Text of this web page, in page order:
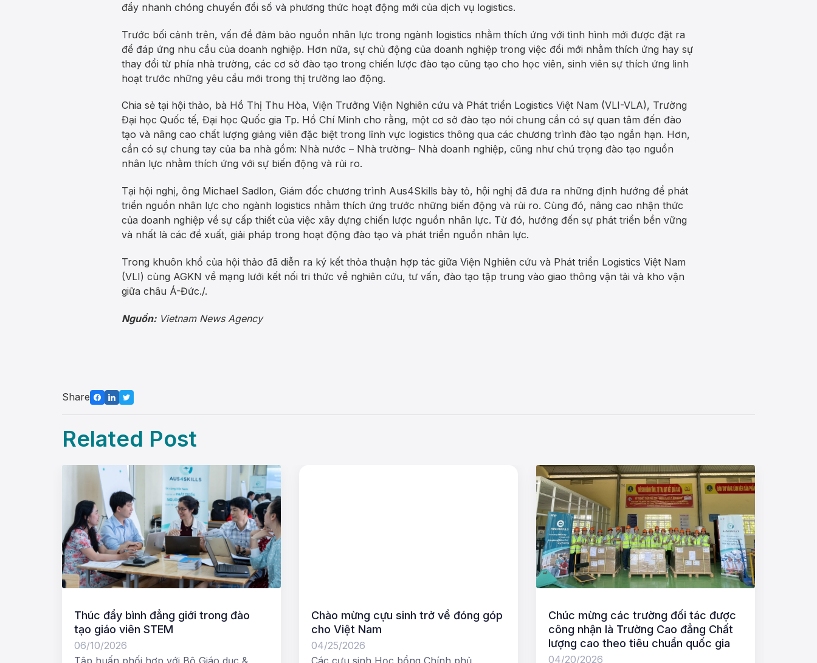
đẩy nhanh chóng chuyển đổi số và phương thức hoạt động mới của dịch vụ logistics.
Trước bối cảnh trên, vấn đề đảm bảo nguồn nhân lực trong ngành logistics nhằm thích ứng với tình hình mới được đặt ra
để đáp ứng nhu cầu của doanh nghiệp. Hơn nữa, sự chủ động của doanh nghiệp trong việc đổi mới nhằm thích ứng hay sự
thay đổi từ phía nhà trường, các cơ sở đào tạo trong chiến lược đào tạo cũng tạo cho học viên, sinh viên sự thích ứng linh
hoạt trước những yêu cầu mới trong thị trường lao động.
Chia sẻ tại hội thảo, bà Hồ Thị Thu Hòa, Viện Trưởng Viện Nghiên cứu và Phát triển Logistics Việt Nam (VLI-VLA), Trường
Đại học Quốc tế, Đại học Quốc gia Tp. Hồ Chí Minh cho rằng, một cơ sở đào tạo nói chung cần có sự quan tâm đến đào
tạo và nâng cao chất lượng giảng viên đặc biệt trong lĩnh vực logistics thông qua các chương trình đào tạo ngắn hạn. Hơn,
cần có sự chung tay của ba nhà gồm: Nhà nước – Nhà trường– Nhà doanh nghiệp, cũng như chú trọng đào tạo nguồn
nhân lực nhằm thích ứng với sự biến động và rủi ro.
Tại hội nghị, ông Michael Sadlon, Giám đốc chương trình Aus4Skills bày tỏ, hội nghị đã đưa ra những định hướng để phát
triển nguồn nhân lực cho ngành logistics nhằm thích ứng trước những biến động và rủi ro. Cùng đó, nâng cao nhận thức
của doanh nghiệp về sự cấp thiết của việc xây dựng chiến lược nguồn nhân lực. Từ đó, hướng đến sự phát triển bền vững
và nhất là các đề xuất, giải pháp trong hoạt động đào tạo và phát triển nguồn nhân lực.
Trong khuôn khổ của hội thảo đã diễn ra ký kết thỏa thuận hợp tác giữa Viện Nghiên cứu và Phát triển Logistics Việt Nam
(VLI) cùng AGKN về mạng lưới kết nối tri thức về nghiên cứu, tư vấn, đào tạo tập trung vào giao thông vận tải và kho vận
giữa châu Á-Đức./.
Nguồn:Vietnam News Agency
Share
Related Post
Thúc đẩy bình đẳng giới trong đào
tạo giáo viên STEM
06/10/2026
Tập huấn phối hợp với Bộ Giáo dục &
Chào mừng cựu sinh trở về đóng góp
cho Việt Nam
04/25/2026
Các cựu sinh Học bổng Chính phủ
Chúc mừng các trường đối tác được
công nhận là Trường Cao đẳng Chất
lượng cao theo tiêu chuẩn quốc gia
04/20/2026